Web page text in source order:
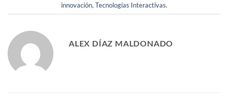
innovación, Tecnologías Interactivas.
ALEX DÍAZ MALDONADO